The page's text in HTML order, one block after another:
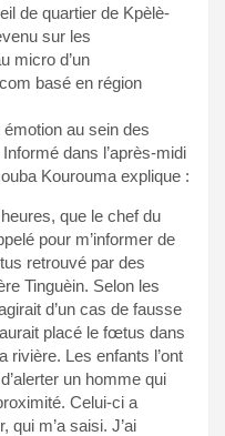
de quartier de Kpèlè-
sur les
micro d’un
basé en région
au sein des
Informé dans l’après-midi
Kourouma explique :
que le chef du
pour m’informer de
retrouvé par des
Tinguèin. Selon les
d’un cas de fausse
placé le fœtus dans
rivière. Les enfants l’ont
un homme qui
Celui-ci a
qui m’a saisi. J’ai